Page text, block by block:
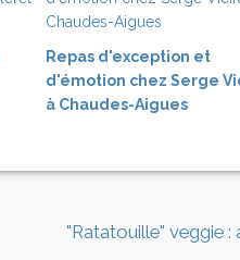
Repas d'exception et
d'émotion chez Serge
à Chaudes-Aigues
"Ratatouille" veggie